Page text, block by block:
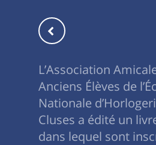
L’Association
Anciens Élèves de
Nationale
Cluses a édité un
dans lequel sont